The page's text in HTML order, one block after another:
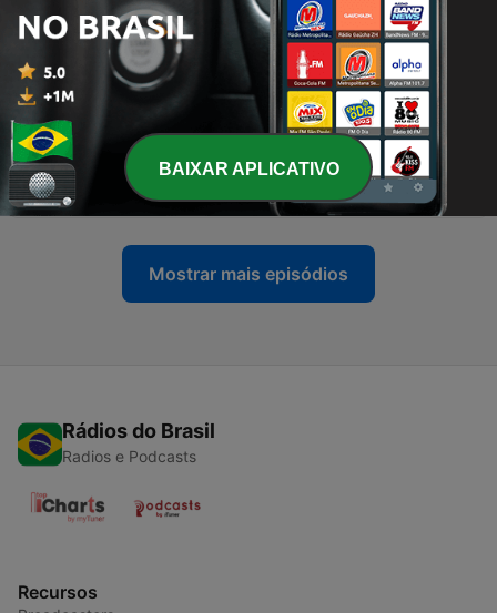
57 - As dificuldades e os desafios da mudança de País
18 nov. 2021
56 - Histórias Reais e Conflitos de Geração em Busca
do Sucesso
11 nov. 2021
55 - Diversidade no trabalho
05 nov. 2021
Mostrar mais episódios
Rádios do Brasil
Radios e Podcasts
Recursos
BAIXAR APLICATIVO